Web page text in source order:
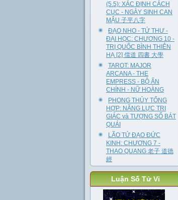
(5.5): XÁC ĐỊNH CÁCH
CỤC - NGÀY SINH CAN
MẬU 子平八字
ĐẠO NHO - TỨ THƯ -
ĐẠI HỌC: CHƯƠNG 10 -
TRỊ QUỐC BÌNH THIÊN
HẠ [2] 儒道 四書 大學
TAROT: MAJOR
ARCANA - THE
EMPRESS - BỘ ẨN
CHÍNH - NỮ HOÀNG
PHONG THỦY TỔNG
HỢP: NĂNG LỰC TRI
GIÁC và TƯỢNG SỐ BÁT
QUÁI
LÃO TỬ ĐẠO ĐỨC
KINH: CHƯƠNG 7 -
THAO QUANG 老子 道德
經
Luận Số Tử Vi